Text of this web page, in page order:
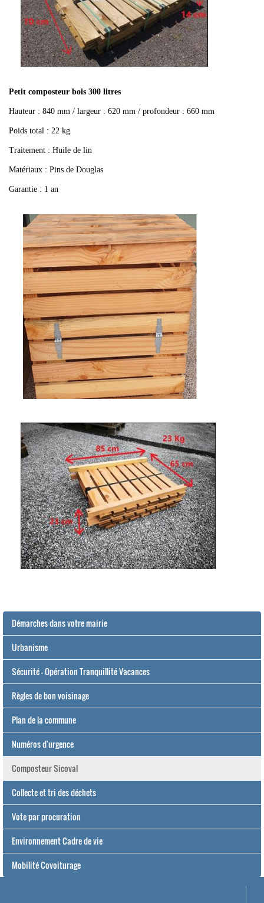
Petit composteur bois 300 litres
Hauteur : 840 mm / largeur : 620 mm / profondeur : 660 mm
Poids total : 22 kg
Traitement : Huile de lin
Matériaux : Pins de Douglas
Garantie : 1 an
Démarches dans votre mairie
Urbanisme
Sécurité - Opération Tranquillité Vacances
Règles de bon voisinage
Plan de la commune
Numéros d'urgence
Composteur Sicoval
Collecte et tri des déchets
Vote par procuration
Environnement Cadre de vie
Mobilité Covoiturage